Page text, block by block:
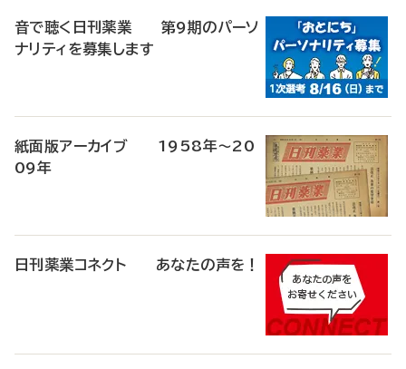
音で聴く日刊薬業 第9期のパーソ
ナリティを募集します
紙面版アーカイブ 1958年～20
09年
日刊薬業コネクト あなたの声を！